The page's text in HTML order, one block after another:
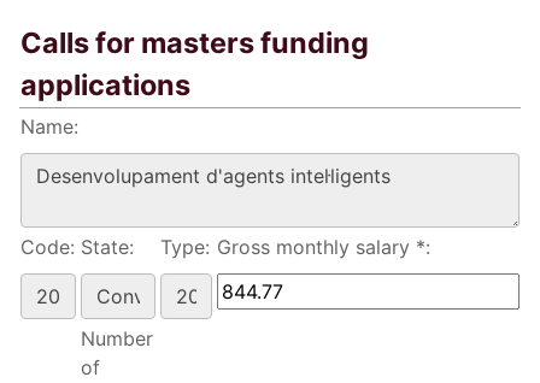
Calls for masters funding
applications
Name:
Code: State: Type: Gross monthly salary *:
Number
of